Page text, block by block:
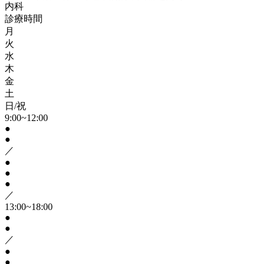
内科
診療時間
月
火
水
木
金
土
日/祝
9:00~12:00
●
●
／
●
●
●
／
13:00~18:00
●
●
／
●
●